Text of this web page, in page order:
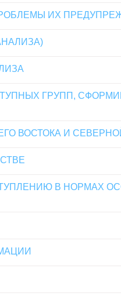
ИХ
ГРУПП,
ВОСТОКА И
В НОРМАХ